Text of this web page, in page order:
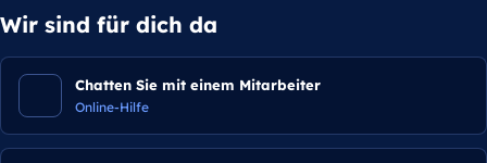
Wir sind für dich da
Chatten Sie mit einem Mitarbeiter
Online-Hilfe